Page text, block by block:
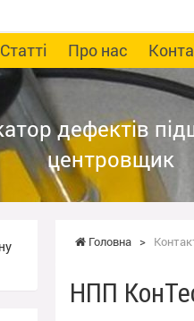
Статті Про нас
дефектів
центровщик
Головна >
НПП